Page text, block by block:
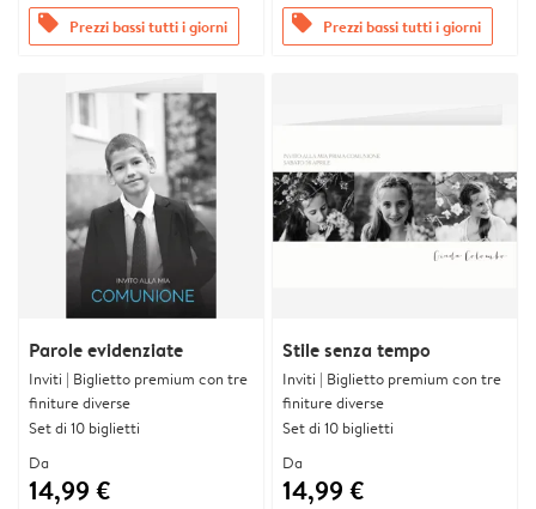
offers Prezzi bassi tutti i giorni offers Prezzi bassi tutti i giorni
Parole evidenziate
Inviti | Biglietto premium con tre
finiture diverse
Set di 10 biglietti
Da
14,99 €
Stile senza tempo
Inviti | Biglietto premium con tre
finiture diverse
Set di 10 biglietti
Da
14,99 €